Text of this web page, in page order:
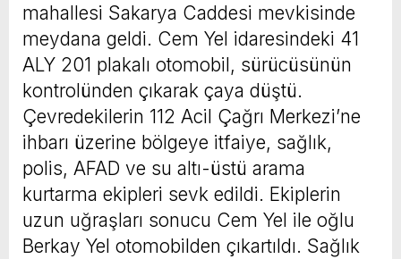
mahallesi Sakarya Caddesi mevkisinde
meydana geldi. Cem Yel idaresindeki 41
ALY 201 plakalı otomobil, sürücüsünün
kontrolünden çıkarak çaya düştü.
Çevredekilerin 112 Acil Çağrı Merkezi’ne
ihbarı üzerine bölgeye itfaiye, sağlık,
polis, AFAD ve su altı-üstü arama
kurtarma ekipleri sevk edildi. Ekiplerin
uzun uğraşları sonucu Cem Yel ile oğlu
Berkay Yel otomobilden çıkartıldı. Sağlık